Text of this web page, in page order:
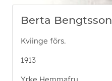
Berta Bengtsson
Kviinge förs.
1913